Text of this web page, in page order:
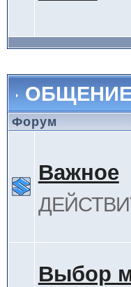
Форум
Важное
Выбор